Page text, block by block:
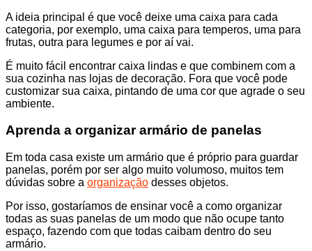
A ideia principal é que você deixe uma caixa para cada
categoria, por exemplo, uma caixa para temperos, uma para
frutas, outra para legumes e por aí vai.
É muito fácil encontrar caixa lindas e que combinem com a
sua cozinha nas lojas de decoração. Fora que você pode
customizar sua caixa, pintando de uma cor que agrade o seu
ambiente.
Aprenda a organizar armário de panelas
Em toda casa existe um armário que é próprio para guardar
panelas, porém por ser algo muito volumoso, muitos tem
dúvidas sobre a organização desses objetos.
Por isso, gostaríamos de ensinar você a como organizar
todas as suas panelas de um modo que não ocupe tanto
espaço, fazendo com que todas caibam dentro do seu
armário.